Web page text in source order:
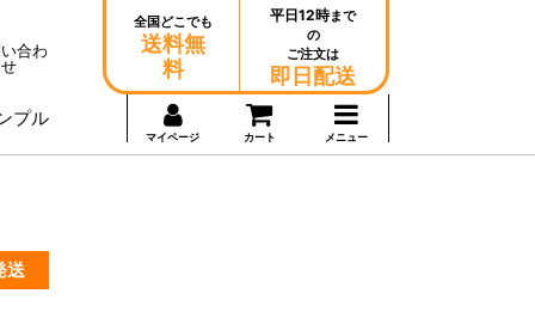
合わ
せ
全国どこでも
送料無
料
平日12時まで
の
ご注文は
即日配送
プル
マイページ カート メニュー
送